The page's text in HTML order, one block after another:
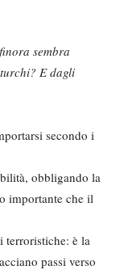
sembra
E dagli
secondo i
obbligando la
importante che il
terroristiche: è la
passi verso